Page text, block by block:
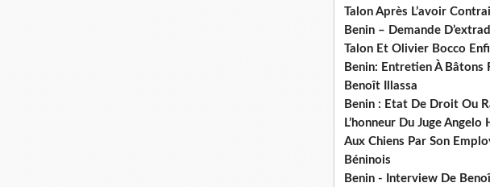
Talon Après L’avoir
Benin – Demande
Talon Et Olivier Bocco
Benin: Entretien À Bâtons
Benoît Illassa
Benin : Etat De Droit Ou
L’honneur Du Juge Angelo
Aux Chiens Par Son
Béninois
Benin - Interview De